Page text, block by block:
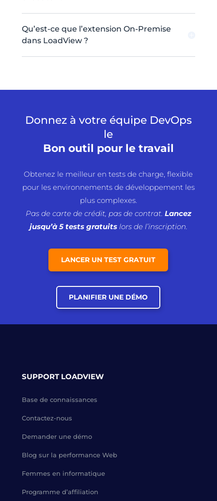
Qu’est-ce que l’extension On-Premise
dans LoadView ?
Donnez à votre équipe DevOps
le
Bon outil pour le travail
Obtenez le meilleur en tests de charge, flexible
pour les environnements de développement les
plus complexes.
Pas de carte de crédit, pas de contrat. Lancez
jusqu’à 5 tests gratuitslors de l’inscription.
LANCER UN TEST GRATUIT
PLANIFIER UNE DÉMO
SUPPORT LOADVIEW
Base de connaissances
Contactez-nous
Demander une démo
Blog sur la performance Web
Femmes en informatique
Programme d’affiliation